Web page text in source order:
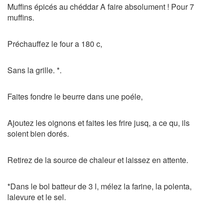
Muffins épicés au chéddar A faire absolument ! Pour 7
muffins.
Préchauffez le four a 180 c,
Sans la grille. *.
Faites fondre le beurre dans une poéle,
Ajoutez les oignons et faites les frire jusq, a ce qu, ils
soient bien dorés.
Retirez de la source de chaleur et laissez en attente.
*Dans le bol batteur de 3 l, mélez la farine, la polenta,
lalevure et le sel.